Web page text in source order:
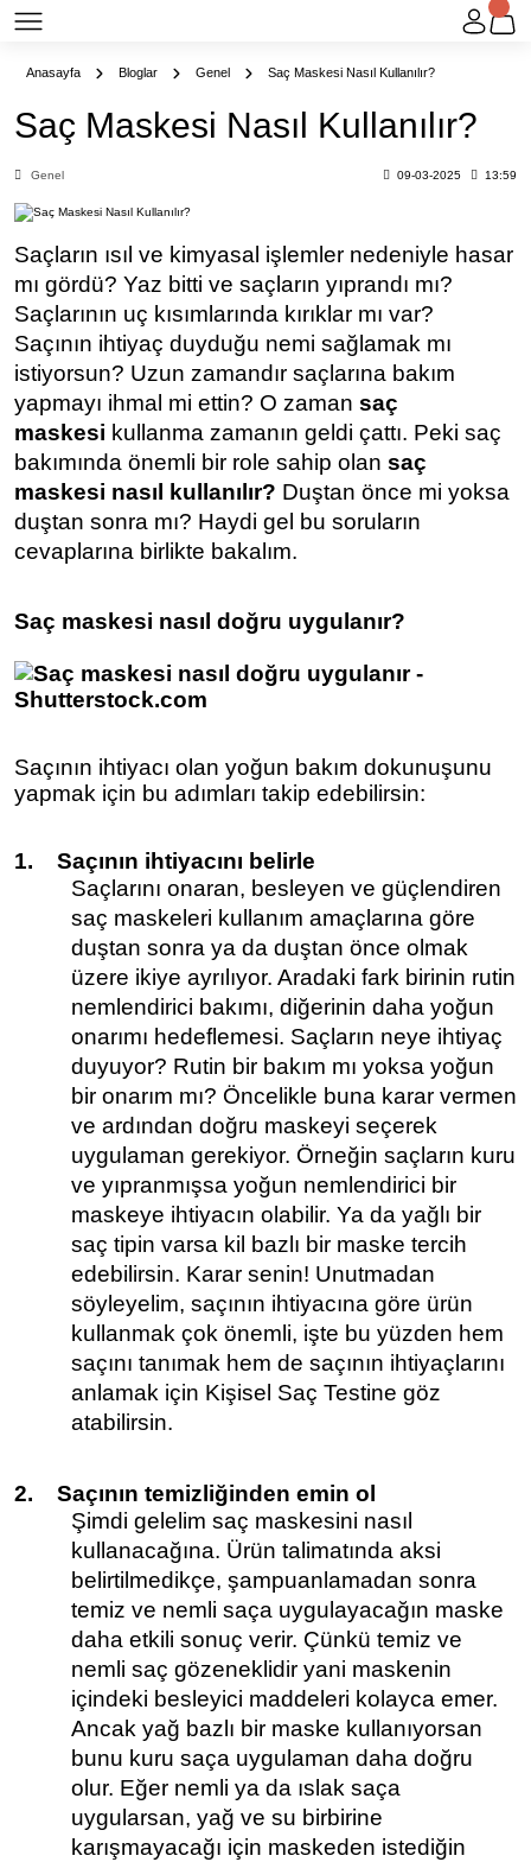
Anasayfa Bloglar Genel Saç Maskesi Nasıl Kullanılır?
Saç Maskesi Nasıl Kullanılır?
Genel 09-03-2025 13:59
Saçların ısıl ve kimyasal işlemler nedeniyle hasar
mı gördü? Yaz bitti ve saçların yıprandı mı?
Saçlarının uç kısımlarında kırıklar mı var?
Saçının ihtiyaç duyduğu nemi sağlamak mı
istiyorsun? Uzun zamandır saçlarına bakım
yapmayı ihmal mi ettin? O zaman saç
maskesi kullanma zamanın geldi çattı. Peki saç
bakımında önemli bir role sahip olan saç
maskesi nasıl kullanılır? Duştan önce mi yoksa
duştan sonra mı? Haydi gel bu soruların
cevaplarına birlikte bakalım.
Saç maskesi nasıl doğru uygulanır?
Saçının ihtiyacı olan yoğun bakım dokunuşunu
yapmak için bu adımları takip edebilirsin:
1.
Saçının ihtiyacını belirle
Saçlarını onaran, besleyen ve güçlendiren
saç maskeleri kullanım amaçlarına göre
duştan sonra ya da duştan önce olmak
üzere ikiye ayrılıyor. Aradaki fark birinin rutin
nemlendirici bakımı, diğerinin daha yoğun
onarımı hedeflemesi. Saçların neye ihtiyaç
duyuyor? Rutin bir bakım mı yoksa yoğun
bir onarım mı? Öncelikle buna karar vermen
ve ardından doğru maskeyi seçerek
uygulaman gerekiyor. Örneğin saçların kuru
ve yıpranmışsa yoğun nemlendirici bir
maskeye ihtiyacın olabilir. Ya da yağlı bir
saç tipin varsa kil bazlı bir maske tercih
edebilirsin. Karar senin! Unutmadan
söyleyelim, saçının ihtiyacına göre ürün
kullanmak çok önemli, işte bu yüzden hem
saçını tanımak hem de saçının ihtiyaçlarını
anlamak için Kişisel Saç Testine göz
atabilirsin.
2.
Saçının temizliğinden emin ol
Şimdi gelelim saç maskesini nasıl
kullanacağına. Ürün talimatında aksi
belirtilmedikçe, şampuanlamadan sonra
temiz ve nemli saça uygulayacağın maske
daha etkili sonuç verir. Çünkü temiz ve
nemli saç gözeneklidir yani maskenin
içindeki besleyici maddeleri kolayca emer.
Ancak yağ bazlı bir maske kullanıyorsan
bunu kuru saça uygulaman daha doğru
olur. Eğer nemli ya da ıslak saça
uygularsan, yağ ve su birbirine
karışmayacağı için maskeden istediğin